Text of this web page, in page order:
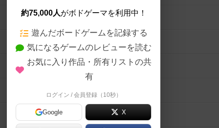
約75,000人がボドゲーマを利用中！
遊んだボードゲームを記録する
気になるゲームのレビューを読む
お気に入り作品・所有リストの共
有
ログイン / 会員登録（10秒）
Google X
ボードゲームの新着レビュー
ボードゲーム会情報
メカニクス特集
掲示板・トピックス
ボドとも・会員一覧